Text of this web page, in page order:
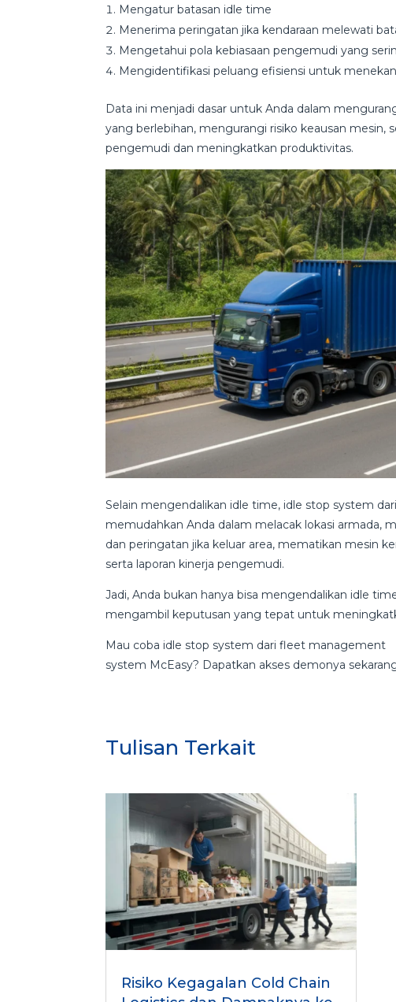
Mengatur batasan idle time
Menerima peringatan jika kendaraan melewati
Mengetahui pola kebiasaan pengemudi yang
Mengidentifikasi peluang efisiensi untuk
Data ini menjadi dasar untuk Anda dalam
yang berlebihan, mengurangi risiko keausan mesin,
pengemudi dan meningkatkan produktivitas.
Selain mengendalikan idle time, idle stop system dari
memudahkan Anda dalam melacak lokasi armada,
dan peringatan jika keluar area, mematikan mesin
serta laporan kinerja pengemudi.
Jadi, Anda bukan hanya bisa mengendalikan idle
mengambil keputusan yang tepat untuk
Mau coba idle stop system dari fleet management
system McEasy? Dapatkan akses demonya
Tulisan Terkait
Risiko Kegagalan Cold Chain